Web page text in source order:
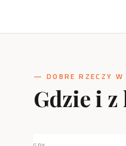
— DOBRE RZECZY W
Gdzie i